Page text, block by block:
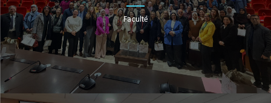
Faculté